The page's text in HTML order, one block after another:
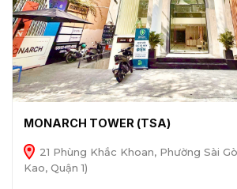
MONARCH TOWER (TSA)
21 Phùng Khắc Khoan, Phường Sài
Kao, Quận 1)